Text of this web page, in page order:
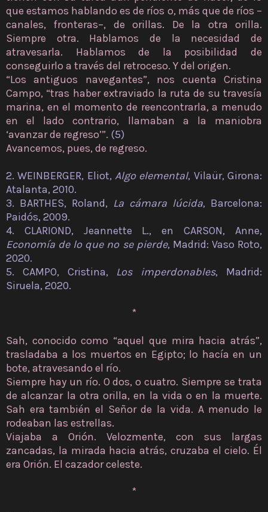
que estamos hablando es de ríos o, más que de ríos –
canales, fronteras–, de orillas. De la otra orilla.
Siempre otra. Hablamos de la necesidad de
atravesarla. Hablamos de la posibilidad de
conseguirlo a través del retroceso. Y del origen.
“Los antiguos navegantes”, nos cuenta Cristina
Campo, “tras haber extraviado la ruta de su travesía
marina, en el momento de reencontrarla, a menudo
en el lado contrario, llamaban a la maniobra
‘avanzar de regreso’”. (5)
Avancemos, pues, de regreso.
2. WEINBERGER, Eliot, Algo elemental, Vilaür, Girona:
Atalanta, 2010.
3. BARTHES, Roland, La cámara lúcida, Barcelona:
Paidós, 2009.
4. CLARIOND, Jeannette L., en CARSON, Anne,
Economía de lo que no se pierde, Madrid: Vaso Roto,
2020.
5. CAMPO, Cristina, Los imperdonables, Madrid:
Siruela, 2020.
*
Sah, conocido como “aquel que mira hacia atrás”,
trasladaba a los muertos en Egipto; lo hacía en un
bote, atravesando el río.
Siempre hay un río. O dos, o cuatro. Siempre se trata
de alcanzar la otra orilla, en la vida o en la muerte.
Sah era también el Señor de la vida. A menudo le
rodeaban las estrellas.
Viajaba a Orión. Velozmente, con sus largas
zancadas, la mirada hacia atrás, cruzaba el cielo. Él
era Orión. El cazador celeste.
*